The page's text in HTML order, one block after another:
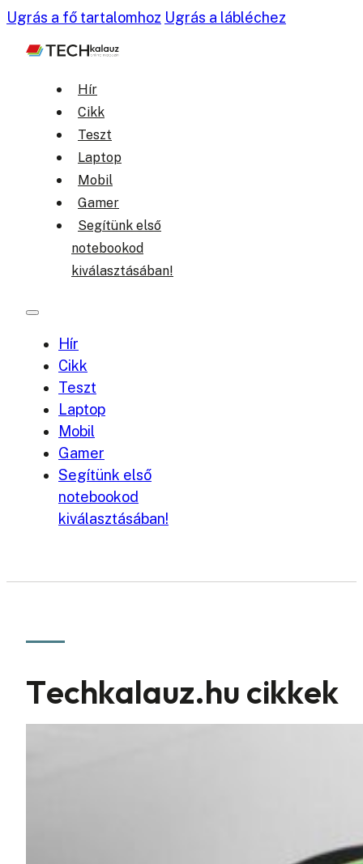
Ugrás a fő tartalomhoz Ugrás a lábléchez
Hír
Cikk
Teszt
Laptop
Mobil
Gamer
Segítünk első
notebookod
kiválasztásában!
Hír
Cikk
Teszt
Laptop
Mobil
Gamer
Segítünk első
notebookod
kiválasztásában!
Techkalauz.hu cikkek